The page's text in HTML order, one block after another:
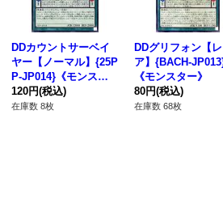
DDカウントサーベイ
ヤー【ノーマル】{25P
P-JP014}《モンスタ
ー》
120円(税込)
在庫数 8枚
DDグリフォン【レ
ア】{BACH-
《モンスター》
80円(税込)
在庫数 68枚